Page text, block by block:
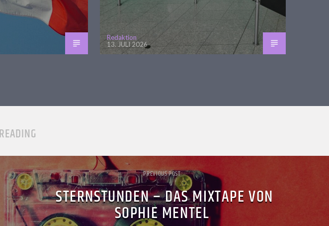
Redaktion
13. JULI 2026
PREVIOUS POST
STERNSTUNDEN – DAS MIXTAPE VON
SOPHIE MENTEL